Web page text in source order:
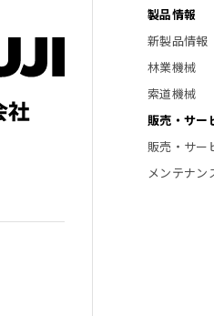
製品情報
新製品情報
林業機械
索道機械
販売・サー
販売・サー
メンテナン